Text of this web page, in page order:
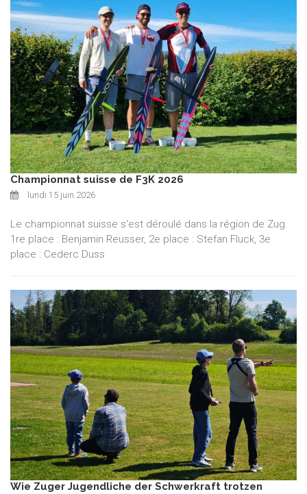
Championnat suisse de F3K 2026
lundi 15 juin 2026
Le championnat suisse s'est déroulé dans la région de Zug.
1re place : Benjamin Reusser, 2e place : Stefan Fluck, 3e
place : Cederc Duss
Wie Zuger Jugendliche der Schwerkraft trotzen